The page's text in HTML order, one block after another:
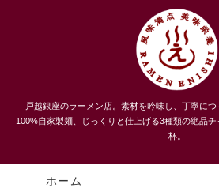
うまい！３種類のチャーシューメン、
｜戸越｜品川区
戸越銀座のラーメン店。素材を吟味し、丁寧に
100%自家製麺、じっくりと仕上げる3種類の絶品
杯。
ホーム